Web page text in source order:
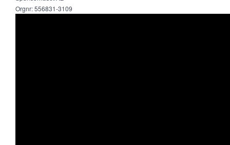
Orgnr: 556831-3109